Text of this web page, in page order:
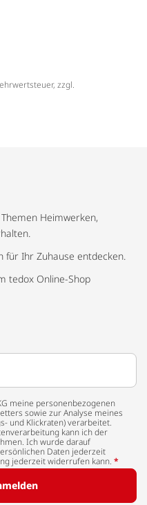
zzgl.
Heimwerken,
für Ihr Zuhause entdecken.
tedox Online-Shop
meine personenbezogenen
sowie zur Analyse meines
und Klickraten) verarbeitet.
kann ich der
Ich wurde darauf
Daten jederzeit
jederzeit widerrufen kann. *